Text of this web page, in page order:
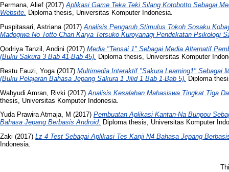
Permana, Alief (2017)Aplikasi Game Teka Teki Silang Kotobotto Sebagai
Website. Diploma thesis, Universitas Komputer Indonesia.
Puspitasari, Astriana(2017)Analisis Pengaruh Stimulus Tokoh Sosaku
Madogiwa No Totto Chan Karya Tetsuko Kuroyanagi Pendekatan Psikologi
Qodriya Tanzil, Andini (2017) Media "Tensai 1" Sebagai Media Alternatif
(Buku Sakura 3 Bab 41-Bab 45).
Diploma thesis, Universitas Komputer
Restu Fauzi, Yoga (2017) Multimedia Interaktif "Sakura Learning1" Sebagai
(Buku Pelajaran Bahasa Jepang Sakura 1 Jilid 1 Bab 1-Bab 5).
Diploma
Wahyudi Amran, Rivki (2017) Analisis Kesalahan Mahasiswa Tingkat Tiga
thesis, Universitas Komputer Indonesia.
Yuda Prawira Atmaja, M (2017) Pembuatan Aplikasi Kantan-Na Bunpou
Bahasa Jepang Berbasis Android. Diploma thesis, Universitas Komputer
Zaki (2017) Lz 4 Test Sebagai Aplikasi Tes Kanji N4 Bahasa Jepang
Indonesia.